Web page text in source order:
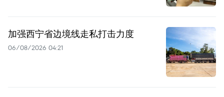
加强西宁省边境线走私打击力度
06/08/2026 04:21